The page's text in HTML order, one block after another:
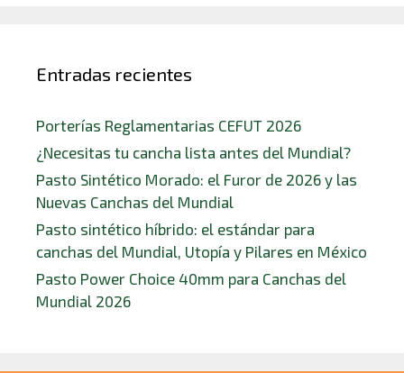
Entradas recientes
Porterías Reglamentarias CEFUT 2026
¿Necesitas tu cancha lista antes del Mundial?
Pasto Sintético Morado: el Furor de 2026 y las
Nuevas Canchas del Mundial
Pasto sintético híbrido: el estándar para
canchas del Mundial, Utopía y Pilares en México
Pasto Power Choice 40mm para Canchas del
Mundial 2026